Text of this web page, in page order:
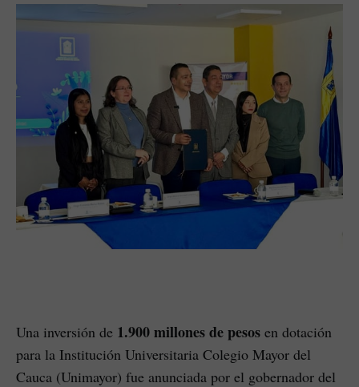
Una inversión de 1.900 millones de pesos en dotación
para la Institución Universitaria Colegio Mayor del
Cauca (Unimayor) fue anunciada por el gobernador del